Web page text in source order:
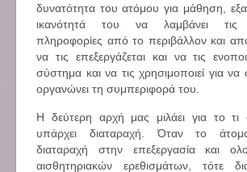
δυνατότητα του ατόμου για μάθηση,
ικανότητά του να λαμβάνει τις
πληροφορίες από το περιβάλλον και
να τις επεξεργάζεται και να τις
σύστημα και να τις χρησιμοποιεί για να
οργανώνει τη συμπεριφορά του.
Η δεύτερη αρχή μας μιλάει για το τι
υπάρχει διαταραχή. Όταν το
διαταραχή στην επεξεργασία και
αισθητηριακών ερεθισμάτων, τότε